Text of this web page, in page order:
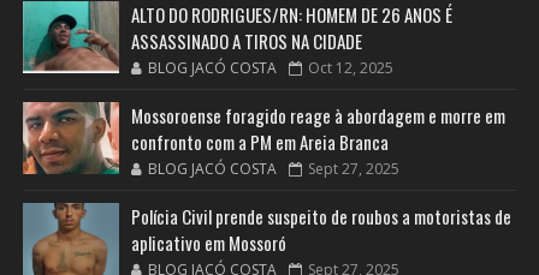
ALTO DO RODRIGUES/RN: HOMEM DE 26 ANOS É
ASSASSINADO A TIROS NA CIDADE
BLOG JACÓ COSTA Oct 12, 2025
Mossoroense foragido reage à abordagem e morre em
confronto com a PM em Areia Branca
BLOG JACÓ COSTA Sept 27, 2025
Polícia Civil prende suspeito de roubos a motoristas de
aplicativo em Mossoró
BLOG JACÓ COSTA Sept 27, 2025